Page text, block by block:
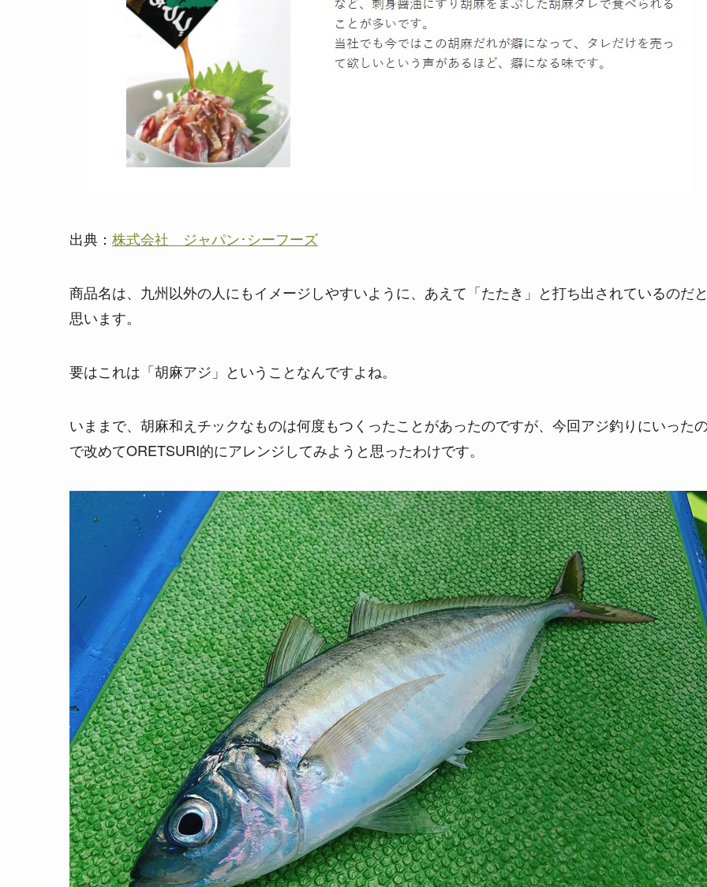
出典： 株式会社 ジャパン･シーフーズ
商品名は、九州以外の人にもイメージしやすいように、あえて「たたき」と打ち出されているのだ
思います。
要はこれは「胡麻アジ」ということなんですよね。
いままで、胡麻和えチックなものは何度もつくったことがあったのですが、今回アジ釣りにいった
で改めてORETSURI的にアレンジしてみようと思ったわけです。